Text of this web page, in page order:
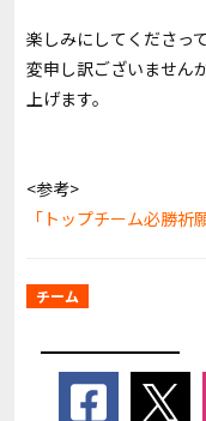
楽しみにしてくださっ
変申し訳ございません
上げます。
<参考>
「トップチーム必勝祈
チーム